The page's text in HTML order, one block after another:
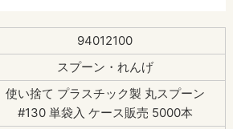
94012100
スプーン・れんげ
使い捨て プラスチック製 丸スプーン
#130 単袋入 ケース販売 5000本